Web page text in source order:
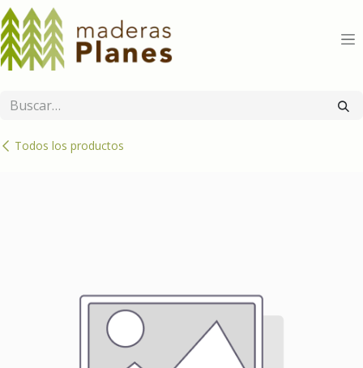
Ir al contenido
Todos los productos